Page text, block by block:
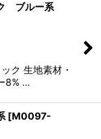
ブルー系
ク 生地素材・
8% …
[M0097-